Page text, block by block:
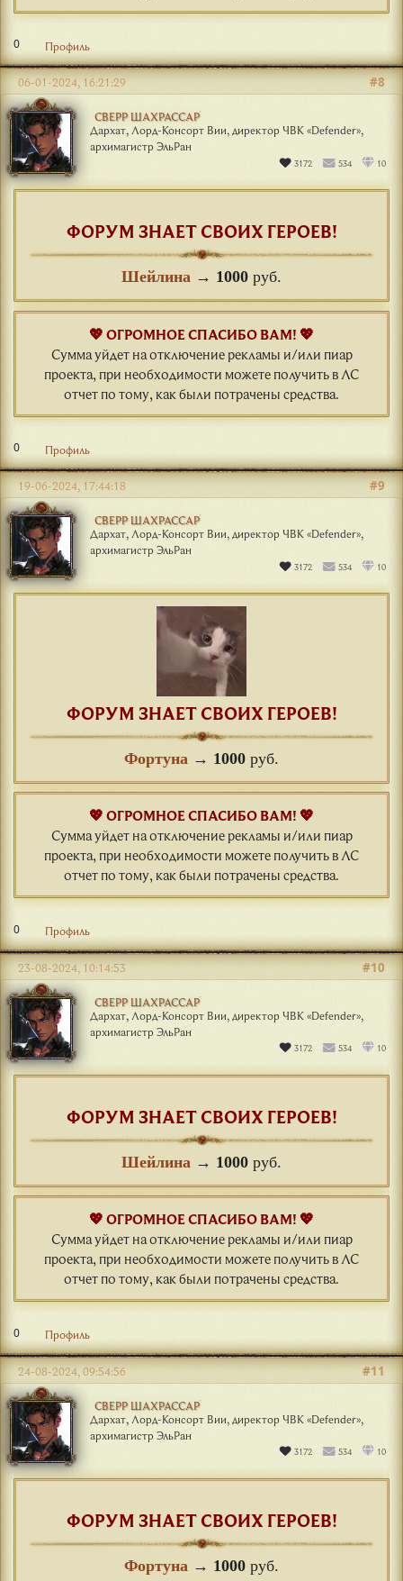
0 Профиль
СВЕРР ШАХРАССАР
Дархат, Лорд-Консорт Вии, директор ЧВК «Defender»,
архимагистр ЭльРан
3172 534 10
#8
06-01-2024, 16:21:29
ФОРУМ ЗНАЕТ СВОИХ ГЕРОЕВ!
Шейлина → 1000 руб.
💖 ОГРОМНОЕ СПАСИБО ВАМ! 💖
Сумма уйдет на отключение рекламы и/или пиар
проекта, при необходимости можете получить в ЛС
отчет по тому, как были потрачены средства.
0 Профиль
СВЕРР ШАХРАССАР
Дархат, Лорд-Консорт Вии, директор ЧВК «Defender»,
архимагистр ЭльРан
3172 534 10
#9
19-06-2024, 17:44:18
ФОРУМ ЗНАЕТ СВОИХ ГЕРОЕВ!
Фортуна → 1000 руб.
💖 ОГРОМНОЕ СПАСИБО ВАМ! 💖
Сумма уйдет на отключение рекламы и/или пиар
проекта, при необходимости можете получить в ЛС
отчет по тому, как были потрачены средства.
0 Профиль
СВЕРР ШАХРАССАР
Дархат, Лорд-Консорт Вии, директор ЧВК «Defender»,
архимагистр ЭльРан
3172 534 10
#10
23-08-2024, 10:14:53
ФОРУМ ЗНАЕТ СВОИХ ГЕРОЕВ!
Шейлина → 1000 руб.
💖 ОГРОМНОЕ СПАСИБО ВАМ! 💖
Сумма уйдет на отключение рекламы и/или пиар
проекта, при необходимости можете получить в ЛС
отчет по тому, как были потрачены средства.
0 Профиль
СВЕРР ШАХРАССАР
Дархат, Лорд-Консорт Вии, директор ЧВК «Defender»,
архимагистр ЭльРан
3172 534 10
#11
24-08-2024, 09:54:56
ФОРУМ ЗНАЕТ СВОИХ ГЕРОЕВ!
Фортуна → 1000 руб.